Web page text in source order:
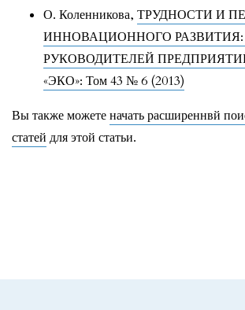
О. Коленникова, ТРУДНОСТИ И
ИННОВАЦИОННОГО
РУКОВОДИТЕЛЕЙ
«ЭКО»: Том 43 № 6 (2013)
Вы также можетеначать расширеннвй
статей для этой статьи.